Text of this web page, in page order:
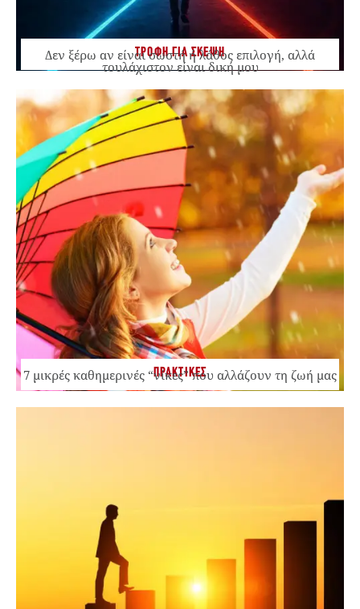
ΤΡΟΦΗ ΓΙΑ ΣΚΕΨΗ
Δεν ξέρω αν είναι σωστή ή λάθος επιλογή, αλλά
τουλάχιστον είναι δική μου
ΠΡΑΚΤΙΚΕΣ
7 μικρές καθημερινές “νίκες” που αλλάζουν τη ζωή μας